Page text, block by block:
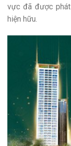
vực đã được
hiện hữu.